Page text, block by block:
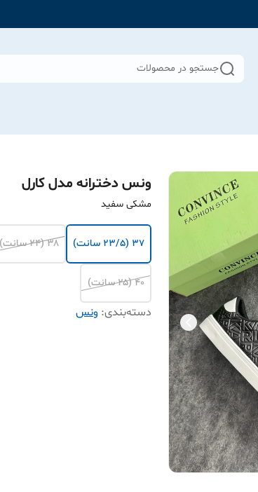
جستجو در محصولات
ونس دخترانه مدل کارل
مشکی سفید
۳۷ (۲۳/۵ سانت) ۳۸ (۲۴ سانت)
۴۰ (۲۵ سانت)
دسته‌بندی: ونس